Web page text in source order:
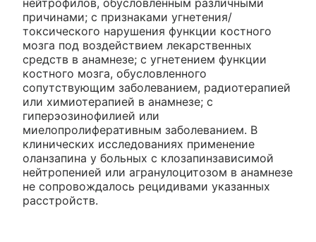
нейтрофилов, обусловленным различными
причинами; с признаками угнетения/
токсического нарушения функции костного
мозга под воздействием лекарственных
средств в анамнезе; с угнетением функции
костного мозга, обусловленного
сопутствующим заболеванием, радиотерапией
или химиотерапией в анамнезе; с
гиперэозинофилией или
миелопролиферативным заболеванием. В
клинических исследованиях применение
оланзапина у больных с клозапинзависимой
нейтропенией или агранулоцитозом в анамнезе
не сопровождалось рецидивами указанных
расстройств.